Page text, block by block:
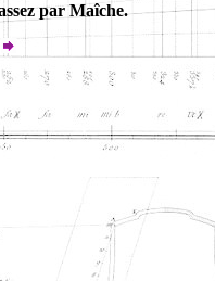
par Maîche.